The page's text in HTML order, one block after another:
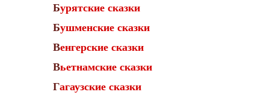
Бурятские сказки
Бушменские сказки
Венгерские сказки
Вьетнамские сказки
Гагаузские сказки